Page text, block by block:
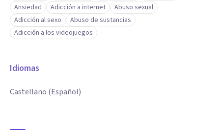
Ansiedad
Adicción a internet
Abuso sexual
Adicción al sexo
Abuso de sustancias
Adicción a los videojuegos
Idiomas
Castellano (Español)